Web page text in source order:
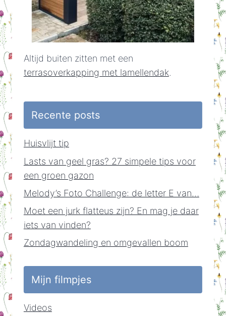
Altijd buiten zitten met een
terrasoverkapping met lamellendak.
Recente posts
Huisvlijt tip
Lasts van geel gras? 27 simpele tips voor
een groen gazon
Melody’s Foto Challenge: de letter E van…
Moet een jurk flatteus zijn? En mag je daar
iets van vinden?
Zondagwandeling en omgevallen boom
Mijn filmpjes
Videos